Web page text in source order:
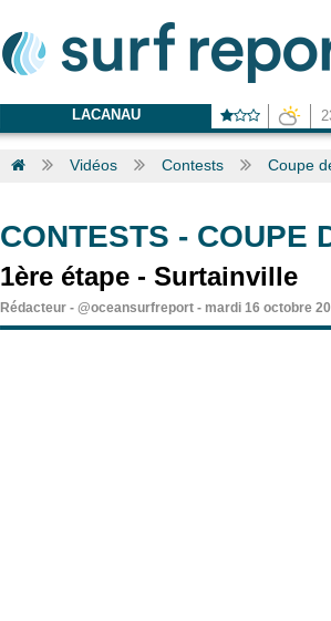
LACANAU
Vidéos Contests Coupe
CONTESTS - COUPE
1ère étape - Surtainville
Rédacteur - @oceansurfreport - mardi 16 octobre